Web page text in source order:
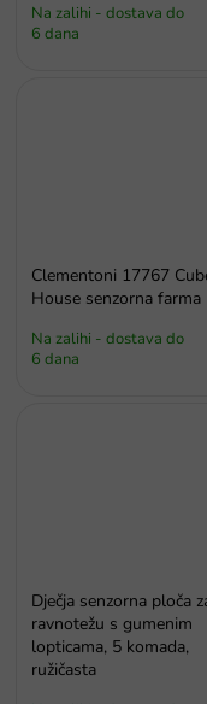
Na zalihi - dostava do
6 dana
Clementoni 17767
House senzorna farma
Na zalihi - dostava do
6 dana
Dječja senzorna ploča
ravnotežu s gumenim
lopticama, 5 komada,
ružičasta